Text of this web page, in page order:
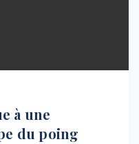
à une
du poing